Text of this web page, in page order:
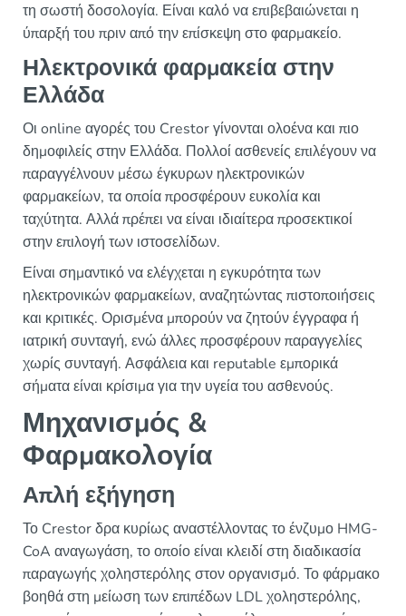
τη σωστή δοσολογία. Είναι καλό να επιβεβαιώνεται η
ύπαρξή του πριν από την επίσκεψη στο φαρμακείο.
Ηλεκτρονικά φαρμακεία στην
Ελλάδα
Οι online αγορές του Crestor γίνονται ολοένα και πιο
δημοφιλείς στην Ελλάδα. Πολλοί ασθενείς επιλέγουν να
παραγγέλνουν μέσω έγκυρων ηλεκτρονικών
φαρμακείων, τα οποία προσφέρουν ευκολία και
ταχύτητα. Αλλά πρέπει να είναι ιδιαίτερα προσεκτικοί
στην επιλογή των ιστοσελίδων.
Είναι σημαντικό να ελέγχεται η εγκυρότητα των
ηλεκτρονικών φαρμακείων, αναζητώντας πιστοποιήσεις
και κριτικές. Ορισμένα μπορούν να ζητούν έγγραφα ή
ιατρική συνταγή, ενώ άλλες προσφέρουν παραγγελίες
χωρίς συνταγή. Ασφάλεια και reputable εμπορικά
σήματα είναι κρίσιμα για την υγεία του ασθενούς.
Μηχανισμός &
Φαρμακολογία
Απλή εξήγηση
Το Crestor δρα κυρίως αναστέλλοντας το ένζυμο HMG-
CoA αναγωγάση, το οποίο είναι κλειδί στη διαδικασία
παραγωγής χοληστερόλης στον οργανισμό. Το φάρμακο
βοηθά στη μείωση των επιπέδων LDL χοληστερόλης,